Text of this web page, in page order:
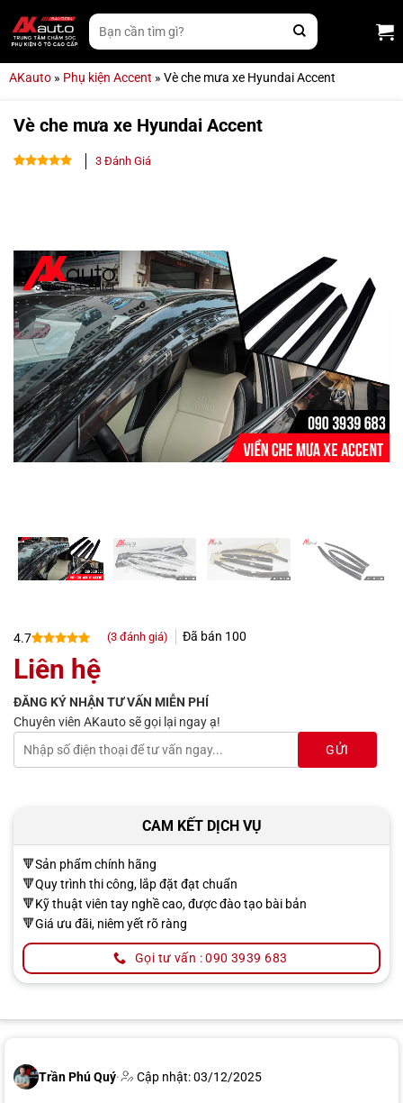
qua
nội
Tìm
kiếm:
AKauto » Phụ kiện Accent » Vè che mưa xe Hyundai Accent
Vè che mưa xe Hyundai Accent
3Đánh Giá
4.7
4.7
trên 5
dựa trên
3
(3đánh giá) Đã bán 100
Liên hệ
ĐĂNG KÝ NHẬN TƯ VẤN MIỄN PHÍ
Chuyên viên AKauto sẽ gọi lại ngay ạ!
CAM KẾT DỊCH VỤ
🔻Sản phẩm chính hãng
🔻Quy trình thi công, lắp đặt đạt chuẩn
🔻Kỹ thuật viên tay nghề cao, được đào tạo bài bản
🔻Giá ưu đãi, niêm yết rõ ràng
Gọi tư vấn : 090 3939 683
Trần Phú Quý· Cập nhật: 03/12/2025